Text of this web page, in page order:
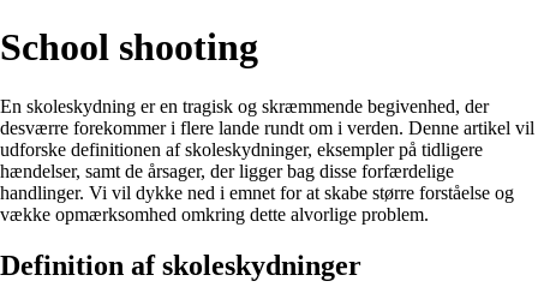
School shooting
En skoleskydning er en tragisk og skræmmende begivenhed, der
desværre forekommer i flere lande rundt om i verden. Denne artikel vil
udforske definitionen af skoleskydninger, eksempler på tidligere
hændelser, samt de årsager, der ligger bag disse forfærdelige
handlinger. Vi vil dykke ned i emnet for at skabe større forståelse og
vække opmærksomhed omkring dette alvorlige problem.
Definition af skoleskydninger